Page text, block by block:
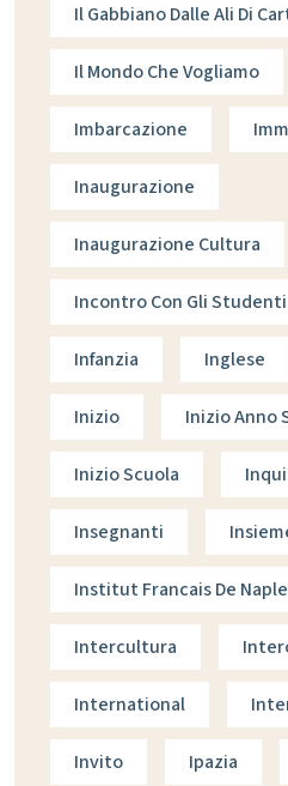
Il Gabbiano Dalle Ali Di
Il Mondo Che Vogliamo
Imbarcazione
Inaugurazione
Inaugurazione Cultura
Incontro Con Gli
Infanzia Inglese
Inizio Inizio Anno
Inizio Scuola
Insegnanti
Institut Francais De
Intercultura
International
Invito Ipazia